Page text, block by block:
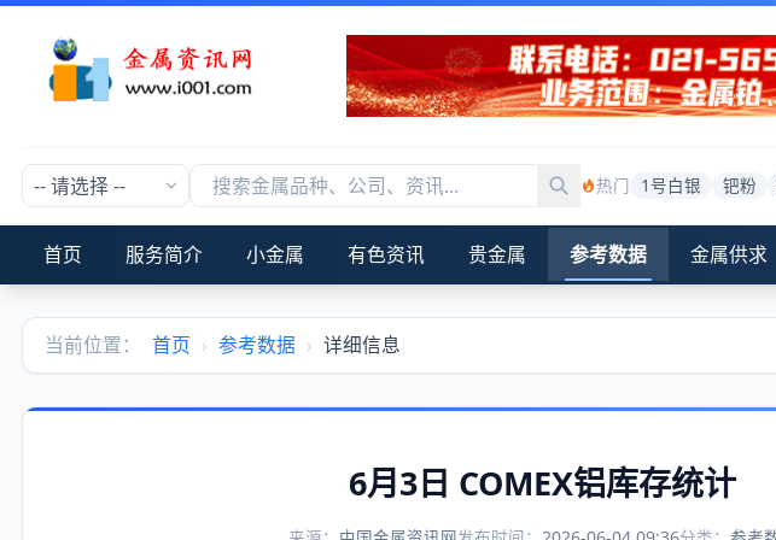
热门 1号白银 钯粉
首页 服务简介 小金属 有色资讯 贵金属 参考数据 金属供求
当前位置： 首页 › 参考数据 › 详细信息
6月3日 COMEX铝库存统计